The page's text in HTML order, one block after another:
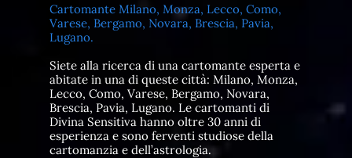
Cartomante Milano, Monza, Lecco, Como,
Varese, Bergamo, Novara, Brescia, Pavia,
Lugano.
Siete alla ricerca di una cartomante esperta e
abitate in una di queste città: Milano, Monza,
Lecco, Como, Varese, Bergamo, Novara,
Brescia, Pavia, Lugano. Le cartomanti di
Divina Sensitiva hanno oltre 30 anni di
esperienza e sono ferventi studiose della
cartomanzia e dell’astrologia.